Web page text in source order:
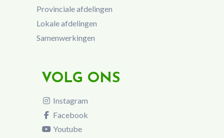
Provinciale afdelingen
Lokale afdelingen
Samenwerkingen
VOLG ONS
Instagram
Facebook
Youtube